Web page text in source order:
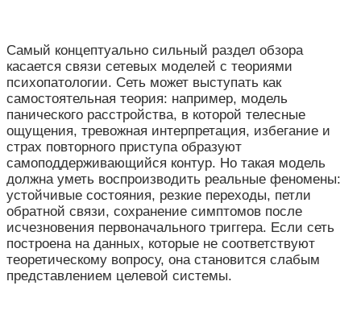
Самый концептуально сильный раздел обзора
касается связи сетевых моделей с теориями
психопатологии. Сеть может выступать как
самостоятельная теория: например, модель
панического расстройства, в которой телесные
ощущения, тревожная интерпретация, избегание и
страх повторного приступа образуют
самоподдерживающийся контур. Но такая модель
должна уметь воспроизводить реальные феномены:
устойчивые состояния, резкие переходы, петли
обратной связи, сохранение симптомов после
исчезновения первоначального триггера. Если сеть
построена на данных, которые не соответствуют
теоретическому вопросу, она становится слабым
представлением целевой системы.